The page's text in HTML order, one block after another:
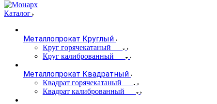
Каталог
Металлопрокат Круглый
Круг горячекатаный
Круг калиброванный
Металлопрокат Квадратный
Квадрат горячекатаный
Квадрат калиброванный